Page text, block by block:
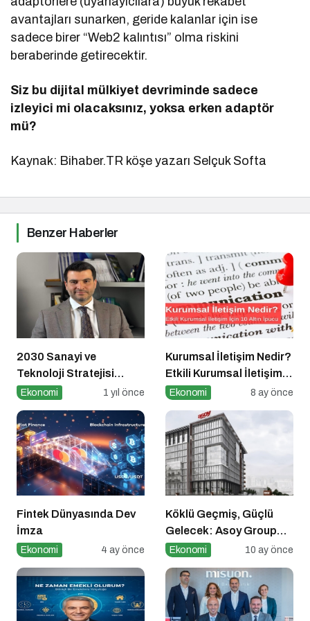
avantajları sunarken, geride kalanlar için ise
sadece birer “Web2 kalıntısı” olma riskini
beraberinde getirecektir.
Siz bu dijital mülkiyet devriminde sadece
izleyici mi olacaksınız, yoksa erken adaptör
mü?
Kaynak: Bihaber.TR köşe yazarı Selçuk Softa
Benzer Haberler
2030 Sanayi ve
Teknoloji Stratejisi
Açıklandı
Ekonomi 1 yıl önce
Kurumsal İletişim Nedir?
Etkili Kurumsal İletişim
İçin 10 Altın İpucu
Ekonomi 8 ay önce
Fintek Dünyasında Dev
İmza
Ekonomi 4 ay önce
Köklü Geçmiş, Güçlü
Gelecek: Asoy Group
Türkiye’nin Değerini
Ekonomi 10 ay önce